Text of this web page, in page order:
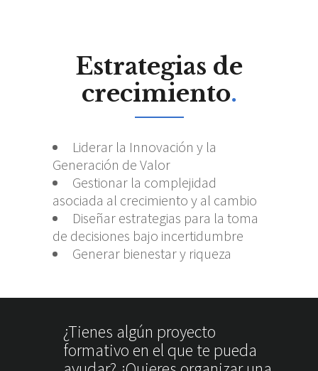
Estrategias de
crecimiento.
Liderar la Innovación y la
Generación de Valor
Gestionar la complejidad
asociada al crecimiento y al cambio
Diseñar estrategias para la toma
de decisiones bajo incertidumbre
Generar bienestar y riqueza
¿Tienes algún proyecto
formativo en el que te pueda